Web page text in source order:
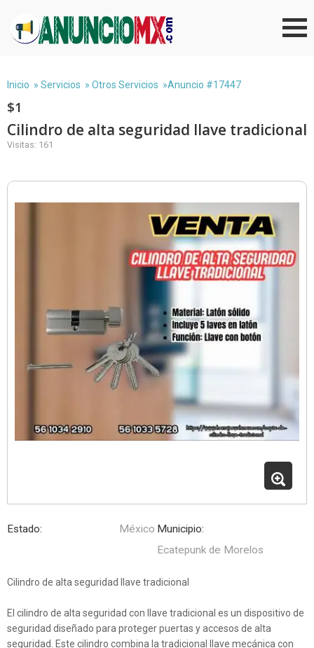
Inicio » Servicios » Otros Servicios »Anuncio #17447
$1
Cilindro de alta seguridad llave tradicional
Visitas: 161
Estado: México Municipio:
Ecatepunk de Morelos
Cilindro de alta seguridad llave tradicional
El cilindro de alta seguridad con llave tradicional es un dispositivo de
seguridad diseñado para proteger puertas y accesos de alta
seguridad. Este cilindro combina la tradicional llave mecánica con